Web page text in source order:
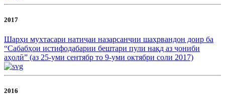
2017
Шарҳи мухтасари натиҷаи назарсанҷии шаҳрвандон доир ба
“Сабабҳои истифодабарии бештари пули нақд аз ҷониби
аҳолӣ” (аз 25-уми сентябр то 9-уми октябри соли 2017)
2016